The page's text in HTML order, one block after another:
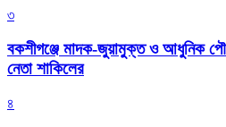
৩
বকশীগঞ্জে মাদক-জুয়ামুক্ত ও আধুনিক
নেতা শাকিলের
৪